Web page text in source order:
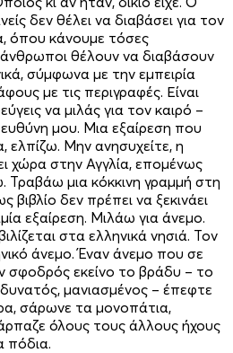
δεν θέλει να διαβάσει για τον
όπου κάνουμε τόσες
άνθρωποι θέλουν να διαβάσουν
σύμφωνα με την εμπειρία
με τις περιγραφές. Είναι
να μιλάς για τον καιρό –
μου. Μια εξαίρεση που
ελπίζω. Μην ανησυχείτε, η
χώρα στην Αγγλία, επομένως
Τραβάω μια κόκκινη γραμμή στη
δεν πρέπει να ξεκινάει
εξαίρεση. Μιλάω για άνεμο.
στα ελληνικά νησιά. Τον
άνεμο. Έναν άνεμο που σε
σφοδρός εκείνο το βράδυ – το
μανιασμένος – έπεφτε
σάρωνε τα μονοπάτια,
όλους τους άλλους ήχους
πόδια.